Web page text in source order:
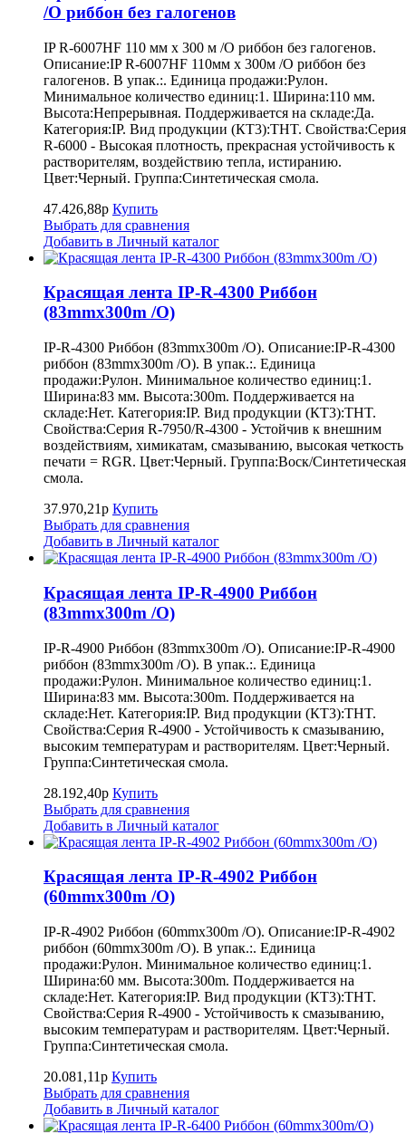
/O риббон без галогенов
IP R-6007HF 110 мм x 300 м /O риббон без галогенов.
Описание:IP R-6007HF 110мм x 300м /O риббон без
галогенов. В упак.:. Единица продажи:Рулон.
Минимальное количество единиц:1. Ширина:110 мм.
Высота:Непрерывная. Поддерживается на складе:Да.
Категория:IP. Вид продукции (КТ3):THT. Свойства:Серия
R-6000 - Высокая плотность, прекрасная устойчивость к
растворителям, воздействию тепла, истиранию.
Цвет:Черный. Группа:Синтетическая смола.
47.426,88р Купить
Выбрать для сравнения
Добавить в Личный каталог
Красящая лента IP-R-4300 Риббон
(83mmx300m /O)
IP-R-4300 Риббон (83mmx300m /O). Описание:IP-R-4300
риббон (83mmx300m /O). В упак.:. Единица
продажи:Рулон. Минимальное количество единиц:1.
Ширина:83 мм. Высота:300m. Поддерживается на
складе:Нет. Категория:IP. Вид продукции (КТ3):THT.
Свойства:Серия R-7950/R-4300 - Устойчив к внешним
воздействиям, химикатам, смазыванию, высокая четкость
печати = RGR. Цвет:Черный. Группа:Воск/Синтетическая
смола.
37.970,21р Купить
Выбрать для сравнения
Добавить в Личный каталог
Красящая лента IP-R-4900 Риббон
(83mmx300m /O)
IP-R-4900 Риббон (83mmx300m /O). Описание:IP-R-4900
риббон (83mmx300m /O). В упак.:. Единица
продажи:Рулон. Минимальное количество единиц:1.
Ширина:83 мм. Высота:300m. Поддерживается на
складе:Нет. Категория:IP. Вид продукции (КТ3):THT.
Свойства:Серия R-4900 - Устойчивость к смазыванию,
высоким температурам и растворителям. Цвет:Черный.
Группа:Синтетическая смола.
28.192,40р Купить
Выбрать для сравнения
Добавить в Личный каталог
Красящая лента IP-R-4902 Риббон
(60mmx300m /O)
IP-R-4902 Риббон (60mmx300m /O). Описание:IP-R-4902
риббон (60mmx300m /O). В упак.:. Единица
продажи:Рулон. Минимальное количество единиц:1.
Ширина:60 мм. Высота:300m. Поддерживается на
складе:Нет. Категория:IP. Вид продукции (КТ3):THT.
Свойства:Серия R-4900 - Устойчивость к смазыванию,
высоким температурам и растворителям. Цвет:Черный.
Группа:Синтетическая смола.
20.081,11р Купить
Выбрать для сравнения
Добавить в Личный каталог